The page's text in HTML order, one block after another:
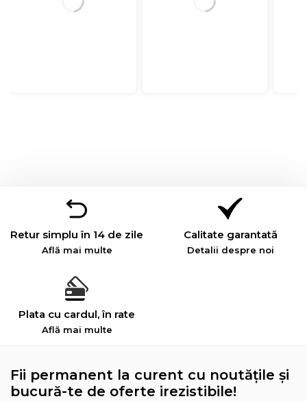
Retur simplu în 14 de zile
Află mai multe
Calitate garantată
Detalii despre noi
Plata cu cardul, în rate
Află mai multe
Fii permanent la curent cu noutățile și
bucură-te de oferte irezistibile!